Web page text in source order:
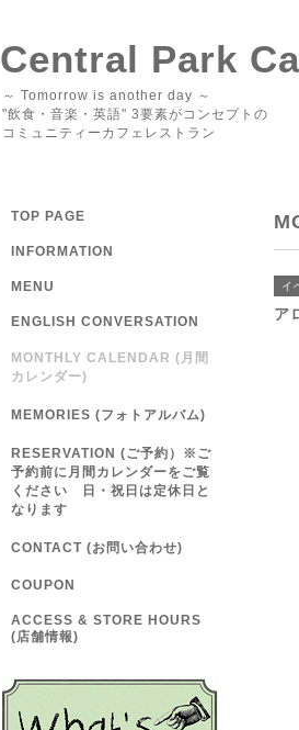
Central Park
～ Tomorrow is another day ～
"飲食・音楽・英語" 3要素がコンセプトの
コミュニティーカフェレストラン
イ
ア
TOP PAGE
INFORMATION
MENU
ENGLISH CONVERSATION
MONTHLY CALENDAR (月間
カレンダー)
MEMORIES (フォトアルバム)
RESERVATION (ご予約）※ご
予約前に月間カレンダーをご覧
ください 日・祝日は定休日と
なります
CONTACT (お問い合わせ)
COUPON
ACCESS & STORE HOURS
(店舗情報)